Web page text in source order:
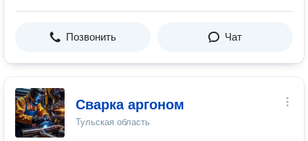
Позвонить Чат
Сварка аргоном
Тульская область